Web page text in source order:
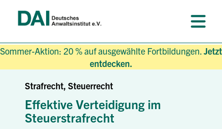
Sommer-Aktion: 20 % auf ausgewählte Fortbildungen.Jetzt
entdecken.
Strafrecht, Steuerrecht
Effektive Verteidigung im
Steuerstrafrecht